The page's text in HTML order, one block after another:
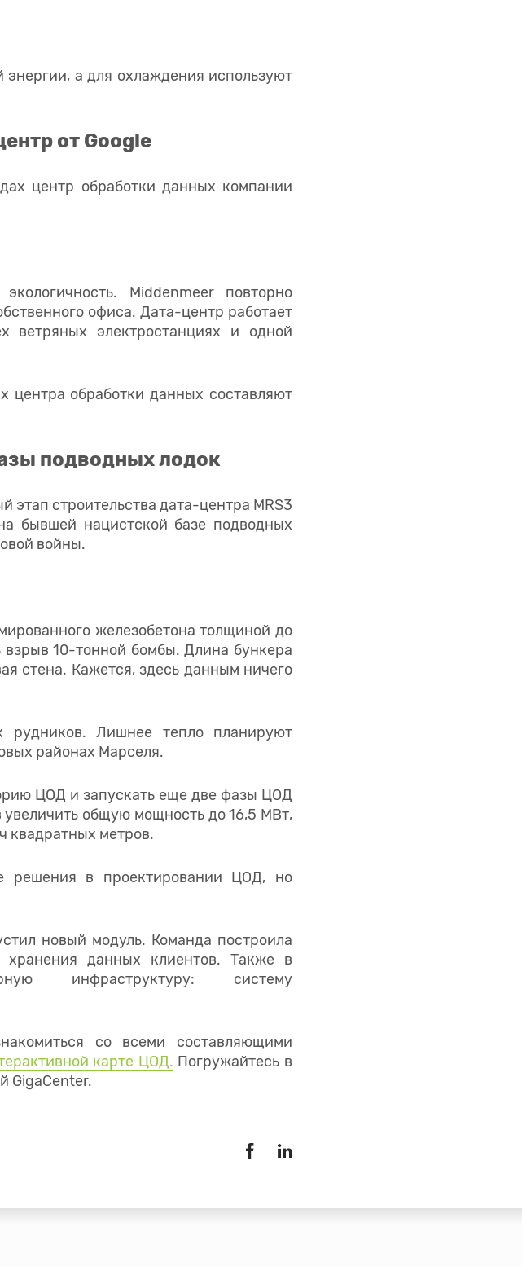
энергии, а для охлаждения используют
от Google
центр обработки данных компании
Middenmeer повторно
офиса. Дата-центр работает
ветряных электростанциях и одной
центра обработки данных составляют
подводных лодок
строительства дата-центра MRS3
бывшей нацистской базе подводных
войны.
железобетона толщиной до
10-тонной бомбы. Длина бункера
стена. Кажется, здесь данным ничего
Лишнее тепло планируют
районах Марселя.
ЦОД и запускать еще две фазы ЦОД
общую мощность до 16,5 МВт,
квадратных метров.
решения в проектировании ЦОД, но
новый модуль. Команда построила
данных клиентов. Также в
инфраструктуру: систему
со всеми составляющими
карте ЦОД. Погружайтесь в
GigaCenter.